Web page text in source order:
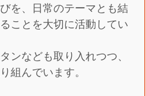
を、日常のテーマとも結
ことを大切に活動してい
ンなども取り入れつつ、
組んでいます。